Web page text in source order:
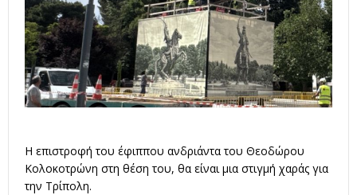
Η επιστροφή του έφιππου ανδριάντα του Θεοδώρου
Κολοκοτρώνη στη θέση του, θα είναι μια στιγμή χαράς για
την Τρίπολη.